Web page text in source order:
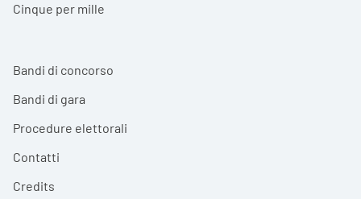
Cinque per mille
Bandi di concorso
Bandi di gara
Procedure elettorali
Contatti
Credits